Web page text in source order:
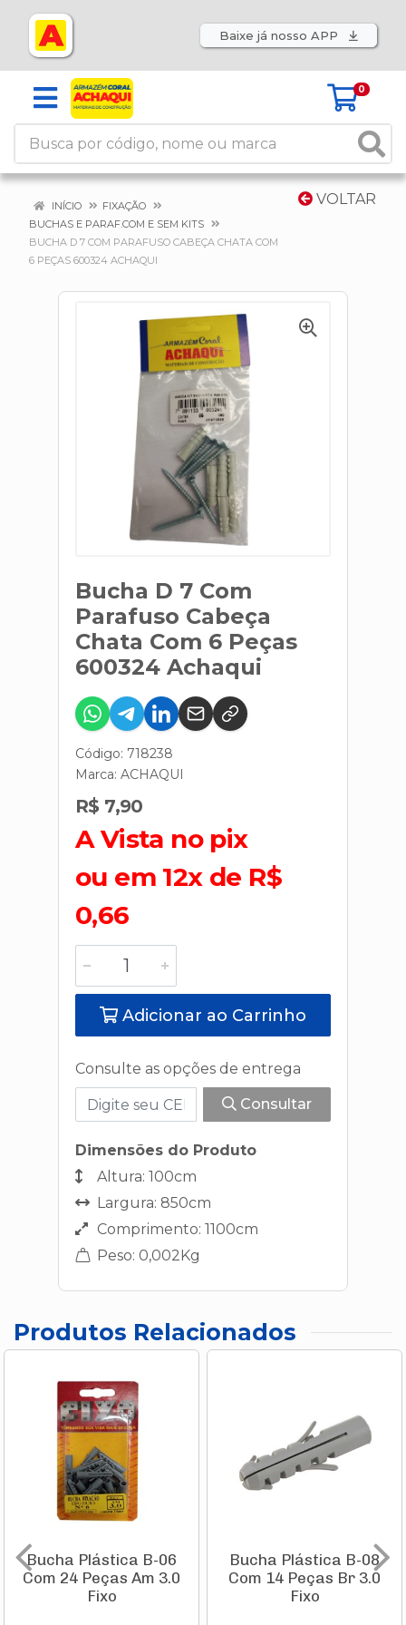
Baixe já nosso APP
0
VOLTAR
INÍCIO
FIXAÇÃO
BUCHAS E PARAF.COM E SEM KITS
BUCHA D 7 COM PARAFUSO CABEÇA CHATA COM
6 PEÇAS 600324 ACHAQUI
Bucha D 7 Com
Parafuso Cabeça
Chata Com 6 Peças
600324 Achaqui
Código: 718238
Marca: ACHAQUI
R$ 7,90
A Vista no pix
ou em 12x de R$
0,66
Adicionar ao Carrinho
Consulte as opções de entrega
Consultar
Dimensões do Produto
Altura: 100cm
Largura: 850cm
Comprimento: 1100cm
Peso: 0,002Kg
Produtos Relacionados
Bucha Plástica B-06
Com 24 Peças Am 3.0
Fixo
Bucha Plástica B-08
Com 14 Peças Br 3.0
Fixo